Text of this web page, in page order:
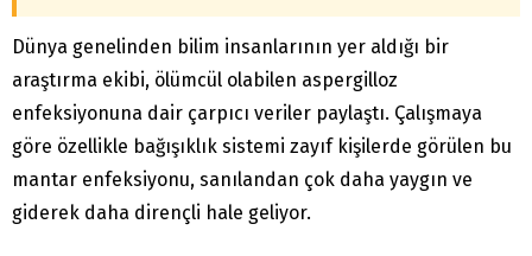
Dünya genelinden bilim insanlarının yer aldığı bir
araştırma ekibi, ölümcül olabilen aspergilloz
enfeksiyonuna dair çarpıcı veriler paylaştı. Çalışmaya
göre özellikle bağışıklık sistemi zayıf kişilerde görülen bu
mantar enfeksiyonu, sanılandan çok daha yaygın ve
giderek daha dirençli hale geliyor.